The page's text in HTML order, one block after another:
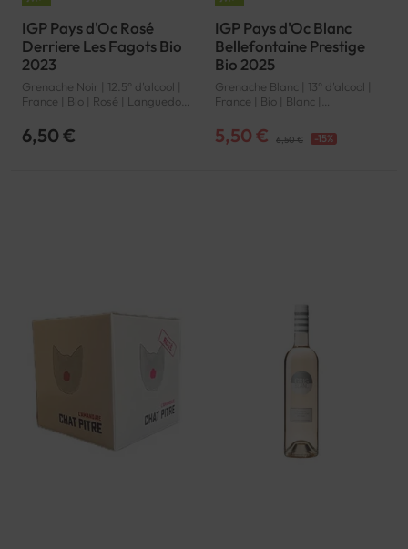
IGP Pays d'Oc Rosé
Derriere Les Fagots Bio
2023
Grenache Noir | 12.5° d'alcool |
France | Bio | Rosé | Languedoc-
6,50 €
IGP Pays d'Oc Blanc
Bellefontaine Prestige
Bio 2025
Grenache Blanc | 13° d'alcool |
France | Bio | Blanc |
d'Oc | IGP
5,50 € 6,50 € -15%